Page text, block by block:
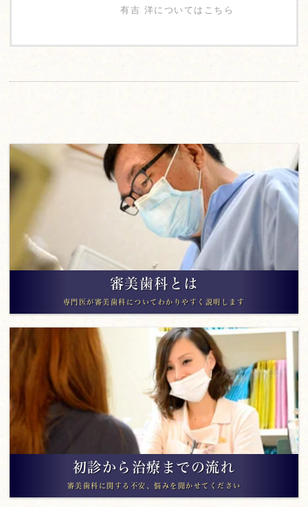
有吉 洋についてはこちら
審美歯科とは
専門医が審美歯科についてわかりやすく説明します
初診から治療までの流れ
審美歯科に関する不安、悩みを聞かせてください